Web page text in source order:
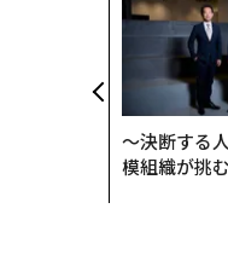
〜決断する
模組織が挑